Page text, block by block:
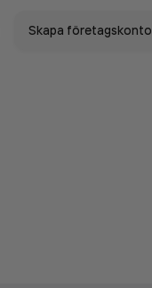
Skapa företagskonto